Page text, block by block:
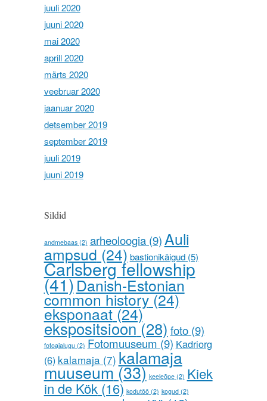
juuli 2020
juuni 2020
mai 2020
aprill 2020
märts 2020
veebruar 2020
jaanuar 2020
detsember 2019
september 2019
juuli 2019
juuni 2019
Sildid
andmebaas(2) arheoloogia(9) Auli
ampsud (24) bastionikäigud(5)
Carlsberg fellowship
(41)Danish-Estonian
common history(24)
eksponaat(24)
ekspositsioon(28) foto(9)
fotoajalugu(2) Fotomuuseum (9) Kadriorg
(6) kalamaja (7)kalamaja
muuseum(33) keeleõpe(2) Kiek
in de Kök(16) kodutöö(2) kogud(2)